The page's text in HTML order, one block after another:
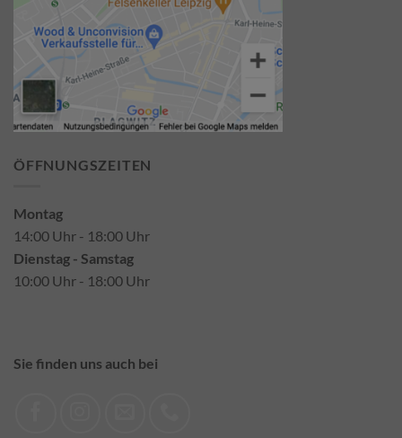
ÖFFNUNGSZEITEN
Montag
14:00 Uhr - 18:00 Uhr
Dienstag - Samstag
10:00 Uhr - 18:00 Uhr
Sie finden uns auch bei